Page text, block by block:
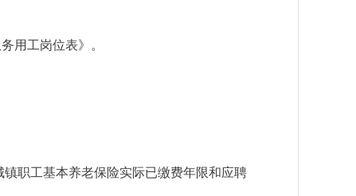
用工岗位表》。
职工基本养老保险实际已缴费年限和应聘